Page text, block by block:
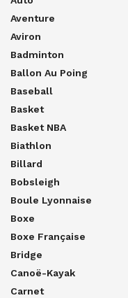
Aventure
Aviron
Badminton
Ballon Au Poing
Baseball
Basket
Basket NBA
Biathlon
Billard
Bobsleigh
Boule Lyonnaise
Boxe
Boxe Française
Bridge
Canoë-Kayak
Carnet